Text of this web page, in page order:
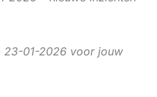
01-2026 voor jouw